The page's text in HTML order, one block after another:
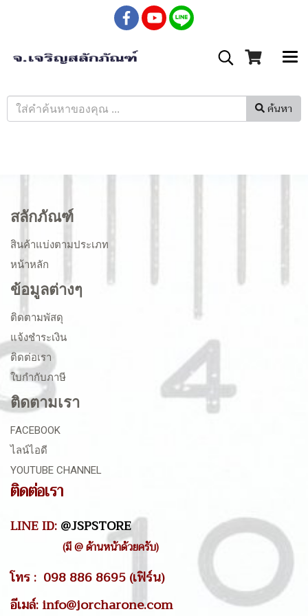
ค้นหา
สลักภัณฑ์
สินค้าแบ่งตามประเภท
หน้าหลัก
ข้อมูลต่างๆ
ติดตามพัสดุ
แจ้งชำระเงิน
ติดต่อเรา
ใบกำกับภาษี
ติดตามเรา
FACEBOOK
ไลน์ไอดี
YOUTUBE CHANNEL
ติดต่อเรา
LINE ID:@JSPSTORE
(มี @ ด้านหน้าด้วยครับ)
โทร : 098 886 8695 (เฟิร์น)
อีเมล์: info@jorcharone.com